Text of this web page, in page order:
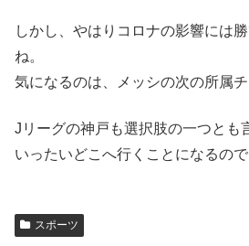
しかし、やはりコロナの影響には
ね。
気になるのは、メッシの次の所属チ
Jリーグの神戸も選択肢の一つとも
いったいどこへ行くことになるので
スポーツ